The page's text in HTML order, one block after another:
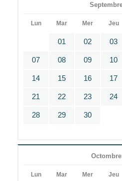
Lun Mar Mer Jeu
01 02 03
07 08 09 10
14 15 16 17
21 22 23 24
28 29 30
Octombre
Lun Mar Mer Jeu